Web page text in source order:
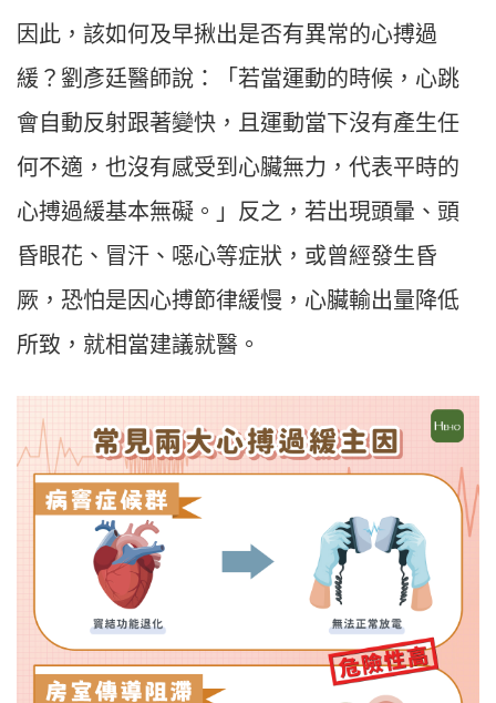
因此，該如何及早揪出是否有異常的心搏過
緩？劉彥廷醫師說：「若當運動的時候，心跳
會自動反射跟著變快，且運動當下沒有產生任
何不適，也沒有感受到心臟無力，代表平時的
心搏過緩基本無礙。」反之，若出現頭暈、頭
昏眼花、冒汗、噁心等症狀，或曾經發生昏
厥，恐怕是因心搏節律緩慢，心臟輸出量降低
所致，就相當建議就醫。